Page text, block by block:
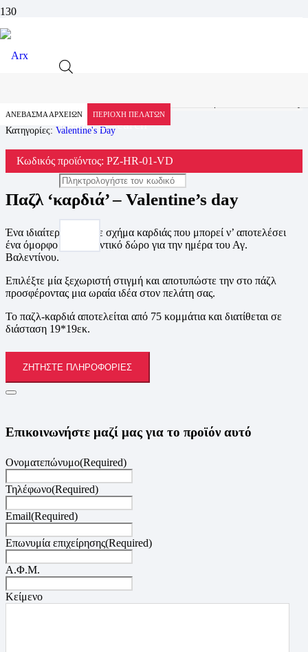
Products search
ΑΝΕΒΑΣΜΑ ΑΡΧΕΙΩΝ ΠΕΡΙΟΧΗ ΠΕΛΑΤΩΝ
Προϊόν
Κατηγορίες: Valentine's Day
Κωδικός προϊόντος: PZ-HR-01-VD
Παζλ ‘καρδιά’ – Valentine’s day
Ένα ιδιαίτερο παζλ σε σχήμα καρδιάς που μπορεί ν’ αποτελέσει
ένα όμορφο και ρομαντικό δώρο για την ημέρα του Αγ.
Βαλεντίνου.
Επιλέξτε μία ξεχωριστή στιγμή και αποτυπώστε την στο πάζλ
προσφέροντας μια ωραία ιδέα στον πελάτη σας.
Το παζλ-καρδιά αποτελείται από 75 κομμάτια και διατίθεται σε
διάσταση 19*19εκ.
ΖΗΤΉΣΤΕ ΠΛΗΡΟΦΟΡΊΕΣ
Επικοινωνήστε μαζί μας για το προϊόν αυτό
Ονοματεπώνυμο(Required)
Τηλέφωνο(Required)
Email(Required)
Επωνυμία επιχείρησης(Required)
Α.Φ.Μ.
Κείμενο